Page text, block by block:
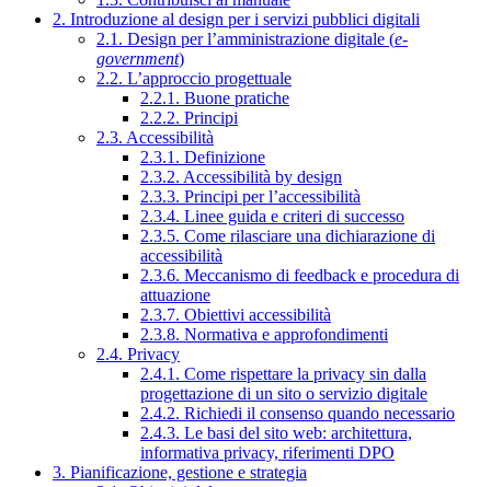
2. Introduzione al design per i servizi pubblici digitali
2.1. Design per l’amministrazione digitale (e-
government)
2.2. L’approccio progettuale
2.2.1. Buone pratiche
2.2.2. Principi
2.3. Accessibilità
2.3.1. Definizione
2.3.2. Accessibilità by design
2.3.3. Principi per l’accessibilità
2.3.4. Linee guida e criteri di successo
2.3.5. Come rilasciare una dichiarazione di
accessibilità
2.3.6. Meccanismo di feedback e procedura di
attuazione
2.3.7. Obiettivi accessibilità
2.3.8. Normativa e approfondimenti
2.4. Privacy
2.4.1. Come rispettare la privacy sin dalla
progettazione di un sito o servizio digitale
2.4.2. Richiedi il consenso quando necessario
2.4.3. Le basi del sito web: architettura,
informativa privacy, riferimenti DPO
3. Pianificazione, gestione e strategia